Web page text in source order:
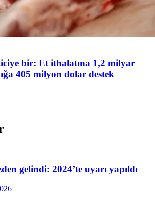
bir: Et ithalatına 1,2 milyar
405 milyon dolar destek
gelindi: 2024’te uyarı yapıldı